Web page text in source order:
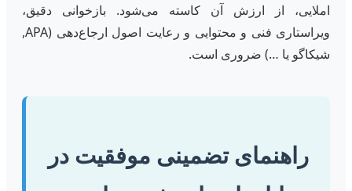
املایی، از ارزش آن کاسته می‌شود. بازخوانی دقیق،
ویراستاری فنی و محتوایی و رعایت اصول ارجاع‌دهی (APA,
شیکاگو یا …) ضروری است.
راهنمای تضمینی موفقیت در